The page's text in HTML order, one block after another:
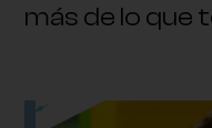
más de lo que